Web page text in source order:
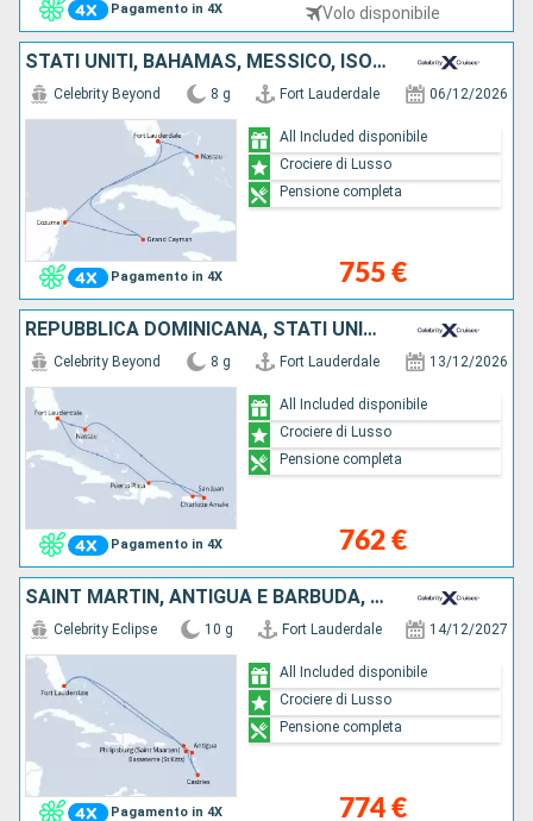
Pagamento in 4X Volo disponibile
STATI UNITI, BAHAMAS, MESSICO, ISOLE CAYMAN
Pagamento in 4X
Celebrity Beyond 8 g Fort Lauderdale 06/12/2026
755 €
All Included disponibile
Crociere di Lusso
Pensione completa
REPUBBLICA DOMINICANA, STATI UNITI, PORTORICO, BAHAMAS
Pagamento in 4X
Celebrity Beyond 8 g Fort Lauderdale 13/12/2026
762 €
All Included disponibile
Crociere di Lusso
Pensione completa
SAINT MARTIN, ANTIGUA E BARBUDA, SANTA LUCIA, STATI UNITI
Pagamento in 4X
Celebrity Eclipse 10 g Fort Lauderdale 14/12/2027
774 €
All Included disponibile
Crociere di Lusso
Pensione completa